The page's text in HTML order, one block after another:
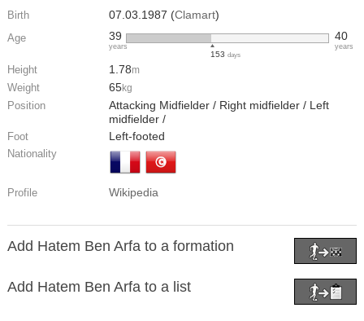
Birth 07.03.1987 (Clamart)
Age 39
years
153 days
40
years
Height 1.78m
Weight 65kg
Position
Attacking Midfielder / Right midfielder / Left
midfielder /
Foot Left-footed
Nationality
Profile Wikipedia
Add Hatem Ben Arfa to a formation
Add Hatem Ben Arfa to a list